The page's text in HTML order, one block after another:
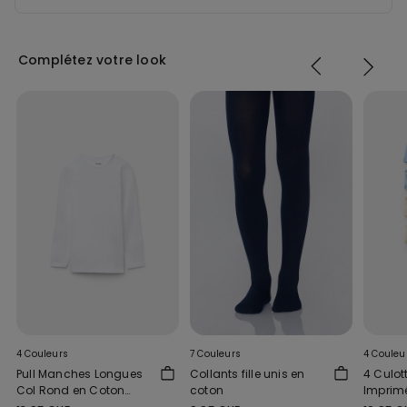
Complétez votre look
4 Couleurs
Pull Manches Longues
Col Rond en Coton
7 Couleurs
Collants fille unis en
coton
4
4